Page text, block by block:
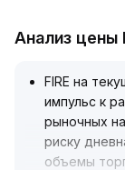
Анализ цены
FIRE на
импульс к
рыночных
риску
объемы